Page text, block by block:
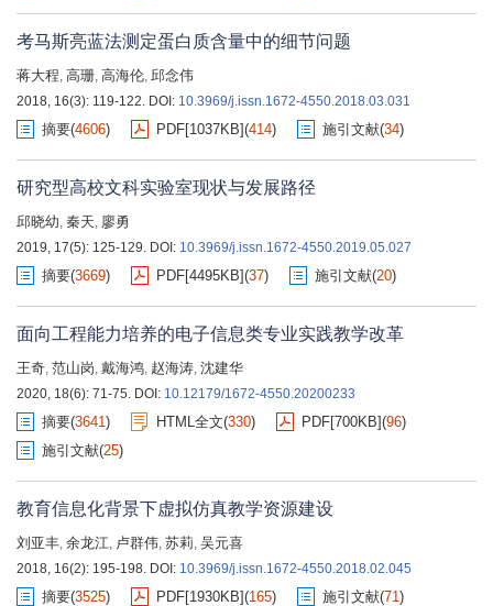
考马斯亮蓝法测定蛋白质含量中的细节问题
蒋大程, 高珊, 高海伦, 邱念伟
2018, 16(3): 119-122. DOI: 10.3969/j.issn.1672-4550.2018.03.031
摘要(4606) PDF[1037KB](414) 施引文献(34)
研究型高校文科实验室现状与发展路径
邱晓幼, 秦天, 廖勇
2019, 17(5): 125-129. DOI: 10.3969/j.issn.1672-4550.2019.05.027
摘要(3669) PDF[4495KB](37) 施引文献(20)
面向工程能力培养的电子信息类专业实践教学改革
王奇, 范山岗, 戴海鸿, 赵海涛, 沈建华
2020, 18(6): 71-75. DOI: 10.12179/1672-4550.20200233
摘要(3641) HTML全文(330) PDF[700KB](96)
施引文献(25)
教育信息化背景下虚拟仿真教学资源建设
刘亚丰, 余龙江, 卢群伟, 苏莉, 吴元喜
2018, 16(2): 195-198. DOI: 10.3969/j.issn.1672-4550.2018.02.045
摘要(3525) PDF[1930KB](165) 施引文献(71)